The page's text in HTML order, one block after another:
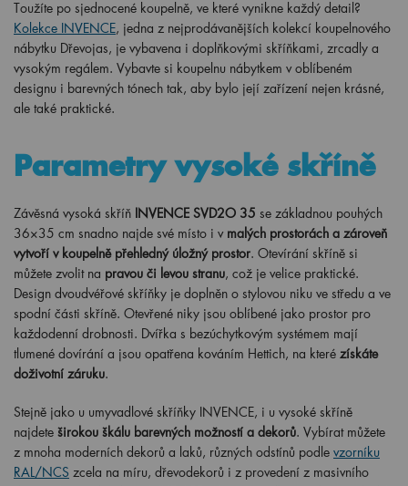
nábytku Dřevojas, je vybavena i doplňkovými skříňkami, zrcadly a
vysokým regálem. Vybavte si koupelnu nábytkem v oblíbeném
designu i barevných tónech tak, aby bylo její zařízení nejen krásné,
ale také praktické.
INVENCE SVD2O 35
36×35 cm snadno najde své místo i vmalých prostorách a zároveň
vytvoří v koupelně přehledný úložný prostor. Otevírání skříně si
můžete zvolit napravou či levou stranu, což je velice praktické.
Design dvoudvéřové skříňky je doplněn o stylovou niku ve středu a ve
spodní části skříně. Otevřené niky jsou oblíbené jako prostor pro
každodenní drobnosti. Dvířka s bezúchytkovým systémem mají
tlumené dovírání a jsou opatřena kováním Hettich, na kterézískáte
doživotní záruku .
najdeteširokou škálu barevných možností a dekorů. Vybírat můžete
z mnoha moderních dekorů a laků, různých odstínů podlevzorníku
RAL/NCSzcela na míru, dřevodekorů i z provedení z masivního
dřeva. Na vysoké skříni INVENCE můžeme podle vašich požadavků